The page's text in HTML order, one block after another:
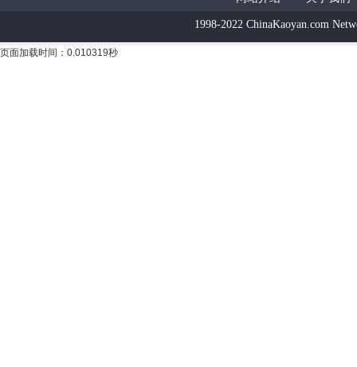
1998-2022 ChinaKaoyan.com
页面加载时间：0.010319秒